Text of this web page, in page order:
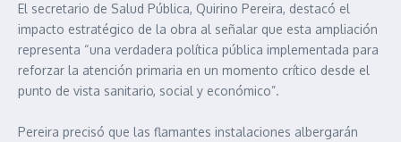
El secretario de Salud Pública, Quirino Pereira, destacó el
impacto estratégico de la obra al señalar que esta ampliación
representa “una verdadera política pública implementada para
reforzar la atención primaria en un momento crítico desde el
punto de vista sanitario, social y económico”.
Pereira precisó que las flamantes instalaciones albergarán